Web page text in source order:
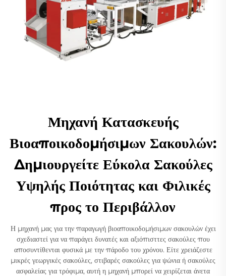
Μηχανή Κατασκευής
Βιοαποικοδομήσιμων Σακουλών:
Δημιουργείτε Εύκολα Σακούλες
Υψηλής Ποιότητας και Φιλικές
προς το Περιβάλλον
Η μηχανή μας για την παραγωγή βιοαποικοδομήσιμων σακουλών έχει
σχεδιαστεί για να παράγει δυνατές και αξιόπισττες σακούλες που
αποσυντίθενται φυσικά με την πάροδο του χρόνου. Είτε χρειάζεστε
μικρές γεωργικές σακούλες, στιβαρές σακούλες για ψώνια ή σακούλες
ασφαλείας για τρόφιμα, αυτή η μηχανή μπορεί να χειρίζεται άνετα